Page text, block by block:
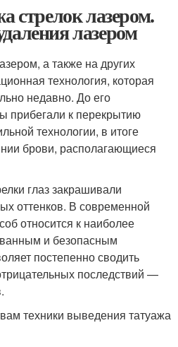
стрелок лазером.
лазером
а также на других
технология, которая
недавно. До его
прибегали к перекрытию
технологии, в итоге
брови, располагающиеся
глаз закрашивали
оттенков. В современной
относится к наиболее
и безопасным
постепенно сводить
последствий —
техники выведения татуажа